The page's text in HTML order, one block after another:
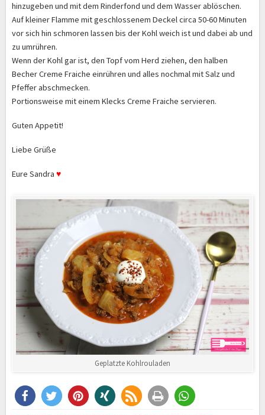
hinzugeben und mit dem Rinderfond und dem Wasser ablöschen.
Auf kleiner Flamme mit geschlossenem Deckel circa 50-60 Minuten
vor sich hin schmoren lassen bis der Kohl weich ist und dabei ab und
zu umrühren.
Wenn der Kohl gar ist, den Topf vom Herd ziehen, den halben
Becher Creme Fraiche einrühren und alles nochmal mit Salz und
Pfeffer abschmecken.
Portionsweise mit einem Klecks Creme Fraiche servieren.
Guten Appetit!
Liebe Grüße
Eure Sandra ♥
Geplatzte Kohlrouladen